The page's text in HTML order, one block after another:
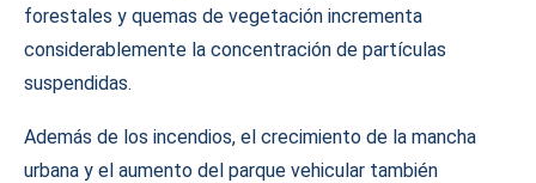
forestales y quemas de vegetación incrementa
considerablemente la concentración de partículas
suspendidas.
Además de los incendios, el crecimiento de la mancha
urbana y el aumento del parque vehicular también